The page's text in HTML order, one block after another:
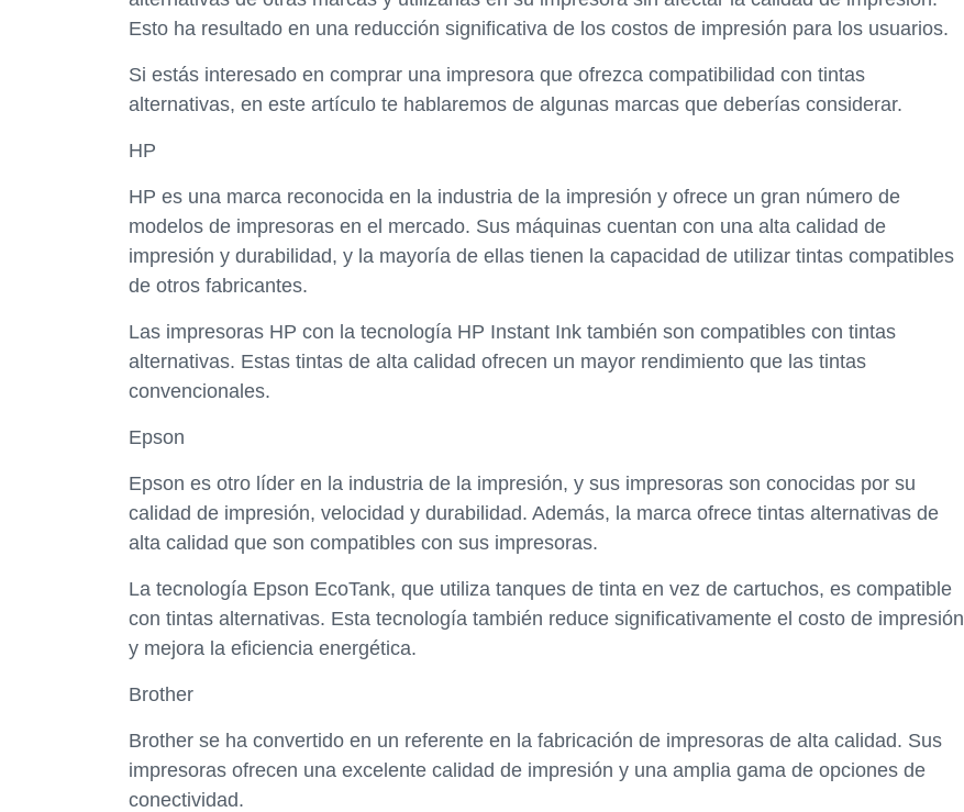
Esto ha resultado en una reducción significativa de los costos de impresión para los usuarios.
Si estás interesado en comprar una impresora que ofrezca compatibilidad con tintas
alternativas, en este artículo te hablaremos de algunas marcas que deberías considerar.
HP
HP es una marca reconocida en la industria de la impresión y ofrece un gran número de
modelos de impresoras en el mercado. Sus máquinas cuentan con una alta calidad de
impresión y durabilidad, y la mayoría de ellas tienen la capacidad de utilizar tintas compatibles
de otros fabricantes.
Las impresoras HP con la tecnología HP Instant Ink también son compatibles con tintas
alternativas. Estas tintas de alta calidad ofrecen un mayor rendimiento que las tintas
convencionales.
Epson
Epson es otro líder en la industria de la impresión, y sus impresoras son conocidas por su
calidad de impresión, velocidad y durabilidad. Además, la marca ofrece tintas alternativas de
alta calidad que son compatibles con sus impresoras.
La tecnología Epson EcoTank, que utiliza tanques de tinta en vez de cartuchos, es compatible
con tintas alternativas. Esta tecnología también reduce significativamente el costo de impresión
y mejora la eficiencia energética.
Brother
Brother se ha convertido en un referente en la fabricación de impresoras de alta calidad. Sus
impresoras ofrecen una excelente calidad de impresión y una amplia gama de opciones de
conectividad.